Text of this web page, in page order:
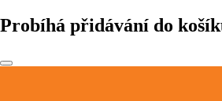
Probíhá přidávání do